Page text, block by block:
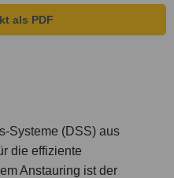
als PDF
Systeme (DSS) aus
die effiziente
Anstauring ist der